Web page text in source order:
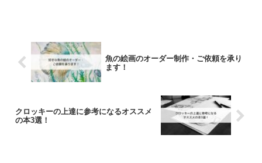
魚の絵画のオーダー制作・ご依頼を承り
ます！
クロッキーの上達に参考になるオススメ
の本3選！